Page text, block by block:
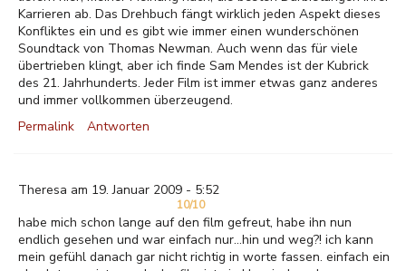
Karrieren ab. Das Drehbuch fängt wirklich jeden Aspekt dieses
Konfliktes ein und es gibt wie immer einen wunderschönen
Soundtack von Thomas Newman. Auch wenn das für viele
übertrieben klingt, aber ich finde Sam Mendes ist der Kubrick
des 21. Jahrhunderts. Jeder Film ist immer etwas ganz anderes
und immer vollkommen überzeugend.
Permalink
Antworten
Theresa am 19. Januar 2009 - 5:52
10/10
habe mich schon lange auf den film gefreut, habe ihn nun
endlich gesehen und war einfach nur...hin und weg?! ich kann
mein gefühl danach gar nicht richtig in worte fassen. einfach ein